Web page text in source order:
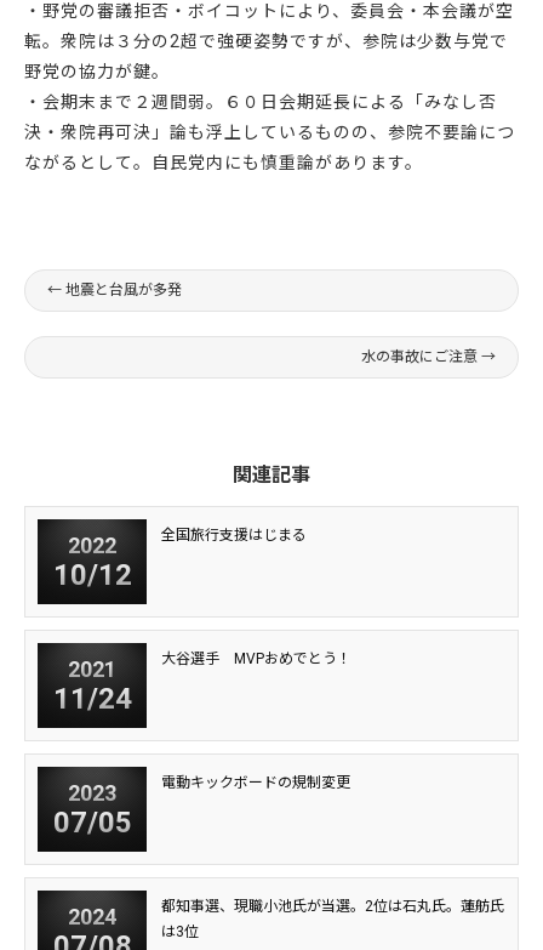
・野党の審議拒否・ボイコットにより、委員会・本会議が空
転。衆院は３分の2超で強硬姿勢ですが、参院は少数与党で
野党の協力が鍵。
・会期末まで２週間弱。６０日会期延長による「みなし否
決・衆院再可決」論も浮上しているものの、参院不要論につ
ながるとして。自民党内にも慎重論があります。
← 地震と台風が多発
水の事故にご注意 →
関連記事
2022
10/12
全国旅行支援はじまる
2021
11/24
大谷選手 MVPおめでとう！
2023
07/05
電動キックボードの規制変更
2024
都知事選、現職小池氏が当選。2位は石丸氏。蓮舫氏
は3位